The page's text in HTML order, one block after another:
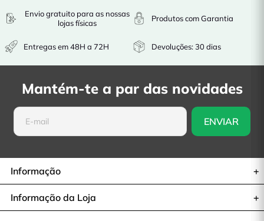
Envio gratuito para as nossas
lojas físicas
Entregas em 48H a 72H
Produtos com Garantia
Devoluções: 30 dias
Mantém-te a par das novidades
Informação
Informação da Loja